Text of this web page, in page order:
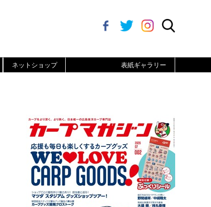
ネットショップ 表紙ギャラリー